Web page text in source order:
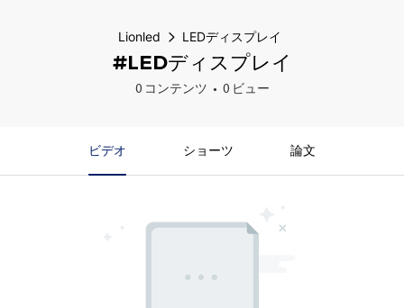
Lionled LEDディスプレイ
#LEDディスプレイ
0 コンテンツ 0 ビュー
ビデオ ショーツ 論文